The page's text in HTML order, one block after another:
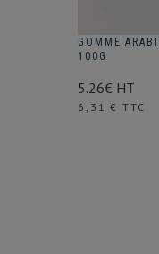
GOMME
100G
5.26€ HT
Prix
6,31 € TTC